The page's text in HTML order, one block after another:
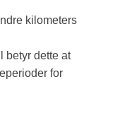
kilometers
betyr dette at
for